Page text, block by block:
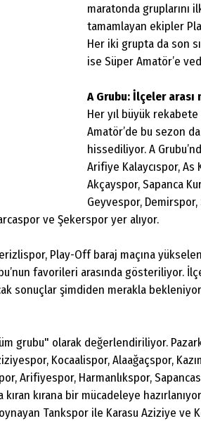
maratonda gruplarını
tamamlayan ekipler
Her iki grupta da son
ise Süper Amatör’e
A Grubu: İlçeler arası
Her yıl büyük
Amatör’de bu sezon
hissediliyor. A
Arifiye Kalaycıspor, As
Akçayspor, Sapanca
Geyvespor,
ve Şekerspor yer alıyor.
Play-Off baraj maçına
favorileri arasında gösteriliyor.
sonuçlar şimdiden merakla
grubu" olarak değerlendiriliyor.
Kocaalispor, Alaağaçspor,
Arifiyespor, Harmanlıkspor,
kırana bir mücadeleye hazırlanıyor.
Tankspor ile Karasu Aziziye ve